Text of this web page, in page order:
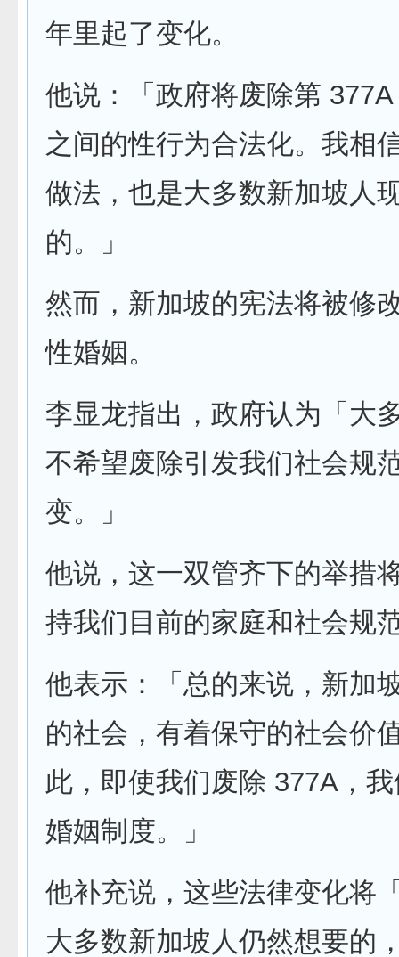
年里起了变化。
他说：「政府将废除第
之间的性行为合法化。我相
做法，也是大多数新加坡人
的。」
然而，新加坡的宪法将被修
性婚姻。
李显龙指出，政府认为「大
不希望废除引发我们社会规
变。」
他说，这一双管齐下的举措
持我们目前的家庭和社会规
他表示：「总的来说，新加
的社会，有着保守的社会价
此，即使我们废除 377A，
婚姻制度。」
他补充说，这些法律变化将
大多数新加坡人仍然想要的